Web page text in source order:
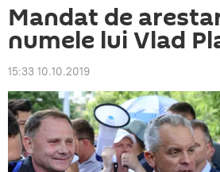
Mandat de
numele lui Vlad
15:33 10.10.2019